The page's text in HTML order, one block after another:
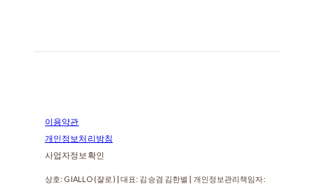
이용약관
개인정보처리방침
사업자정보확인
상호: GIALLO (쟐로) | 대표: 김승겸 김한별 | 개인정보관리책임자: